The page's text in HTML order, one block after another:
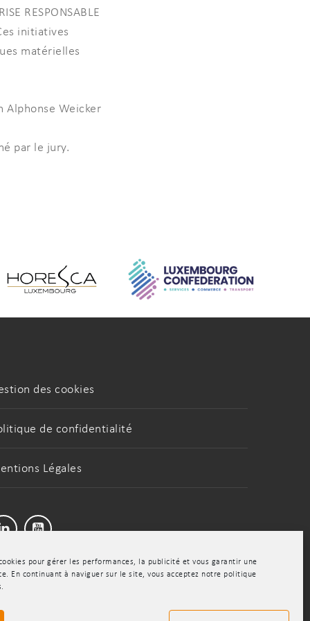
pour gérer les performances, la publicité et vous garantir une
En continuant à naviguer sur le site, vous acceptez notre politique
RESPONSABLE
initiatives
matérielles
Alphonse Weicker
par le jury.
des cookies
de confidentialité
Légales
LinkedInYoutube